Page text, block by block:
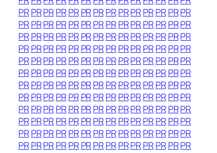
PRPRPRPRPR PRPRPRPRPRPRPR PRPR
PRPRPRPRPR PRPRPRPRPRPRPR PRPR
PRPRPRPRPR PRPRPRPRPRPRPR PRPR
PRPRPRPRPR PRPRPRPRPRPRPR PRPR
PRPRPRPRPR PRPRPRPRPRPRPR PRPR
PRPRPRPRPR PRPRPRPRPRPRPR PRPR
PRPRPRPRPR PRPRPRPRPRPRPR PRPR
PRPRPRPRPR PRPRPRPRPRPRPR PRPR
PRPRPRPRPR PRPRPRPRPRPRPR PRPR
PRPRPRPRPR PRPRPRPRPRPRPR PRPR
PRPRPRPRPR PRPRPRPRPRPRPR PRPR
PRPRPRPRPR PRPRPRPRPRPRPR PRPR